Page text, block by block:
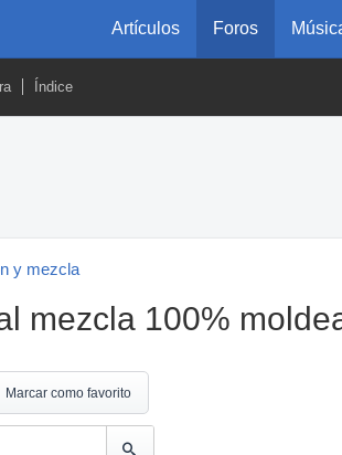
Artículos Foros
Índice
y mezcla
mezcla 100%
Marcar como favorito